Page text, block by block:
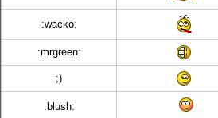
:wacko:
:mrgreen:
;)
:blush: